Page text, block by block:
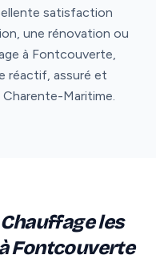
satisfaction
une rénovation ou
à Fontcouverte,
réactif, assuré et
Maritime.
les
Fontcouverte